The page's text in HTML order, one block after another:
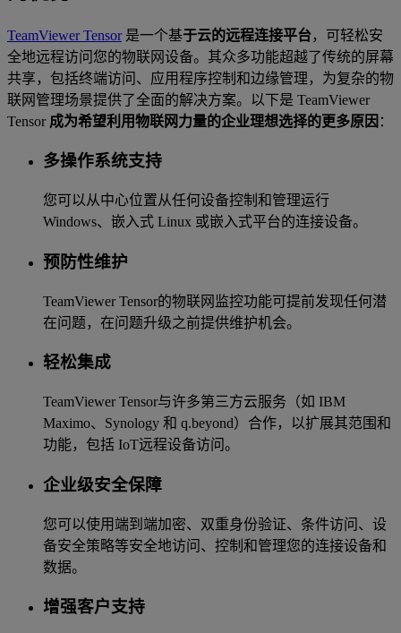
TeamViewer Tensor是一个基于云的远程连接平台，可轻松安
全地远程访问您的物联网设备。其众多功能超越了传统的屏幕
共享，包括终端访问、应用程序控制和边缘管理，为复杂的物
联网管理场景提供了全面的解决方案。以下是 TeamViewer
Tensor 成为希望利用物联网力量的企业理想选择的更多原因 ：
多操作系统支持
您可以从中心位置从任何设备控制和管理运行
Windows、嵌入式 Linux 或嵌入式平台的连接设备。
预防性维护
TeamViewer Tensor的物联网监控功能可提前发现任何潜
在问题，在问题升级之前提供维护机会。
轻松集成
TeamViewer Tensor与许多第三方云服务（如 IBM
Maximo、Synology 和 q.beyond）合作，以扩展其范围和
功能，包括 IoT远程设备访问。
企业级安全保障
您可以使用端到端加密、双重身份验证、条件访问、设
备安全策略等安全地访问、控制和管理您的连接设备和
数据。
增强客户支持